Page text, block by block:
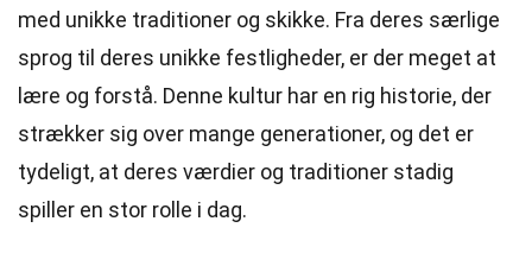
med unikke traditioner og skikke. Fra deres særlige
sprog til deres unikke festligheder, er der meget at
lære og forstå. Denne kultur har en rig historie, der
strækker sig over mange generationer, og det er
tydeligt, at deres værdier og traditioner stadig
spiller en stor rolle i dag.